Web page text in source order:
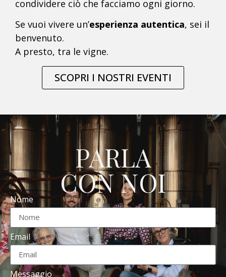
condividere ciò che facciamo ogni giorno.
Se vuoi vivere un’esperienza autentica, sei il
benvenuto.
A presto, tra le vigne.
SCOPRI I NOSTRI EVENTI
PARLA
CON NOI
Nome
Email
Messaggio